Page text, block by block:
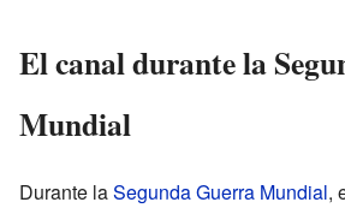
El canal durante la
Mundial
Durante laSegunda Guerra Mundial,